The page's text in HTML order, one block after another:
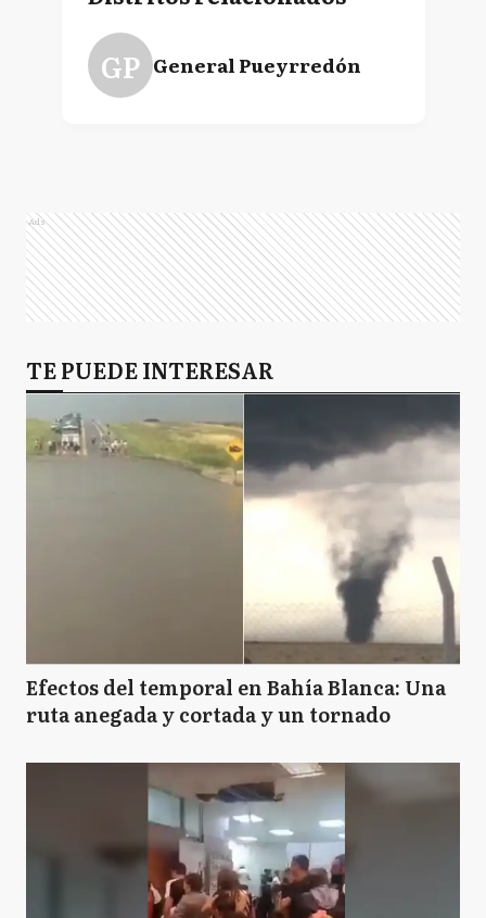
GP General Pueyrredón
Ads
TE PUEDE INTERESAR
Efectos del temporal en Bahía Blanca: Una
ruta anegada y cortada y un tornado